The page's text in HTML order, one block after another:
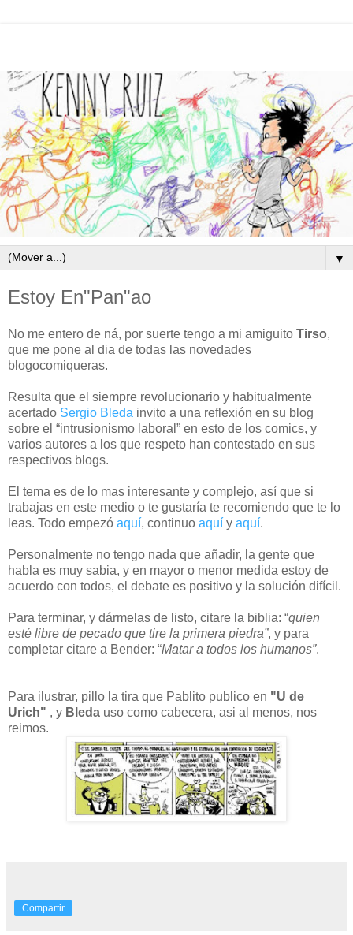
▼
Estoy En"Pan"ao
No me entero de ná, por suerte tengo a mi amiguito Tirso,
que me pone al dia de todas las novedades
blogocomiqueras.
Resulta que el siempre revolucionario y habitualmente
acertado Sergio Bleda invito a una reflexión en su blog
sobre el “intrusionismo laboral” en esto de los comics, y
varios autores a los que respeto han contestado en sus
respectivos blogs.
El tema es de lo mas interesante y complejo, así que si
trabajas en este medio o te gustaría te recomiendo que te lo
leas. Todo empezó aquí, continuo aquí y aquí.
Personalmente no tengo nada que añadir, la gente que
habla es muy sabia, y en mayor o menor medida estoy de
acuerdo con todos, el debate es positivo y la solución difícil.
Para terminar, y dármelas de listo, citare la biblia: “quien
esté libre de pecado que tire la primera piedra”, y para
completar citare a Bender: “Matar a todos los humanos”.
Para ilustrar, pillo la tira que Pablito publico en "U de
Urich" , y Bleda uso como cabecera, asi al menos, nos
reimos.
Compartir